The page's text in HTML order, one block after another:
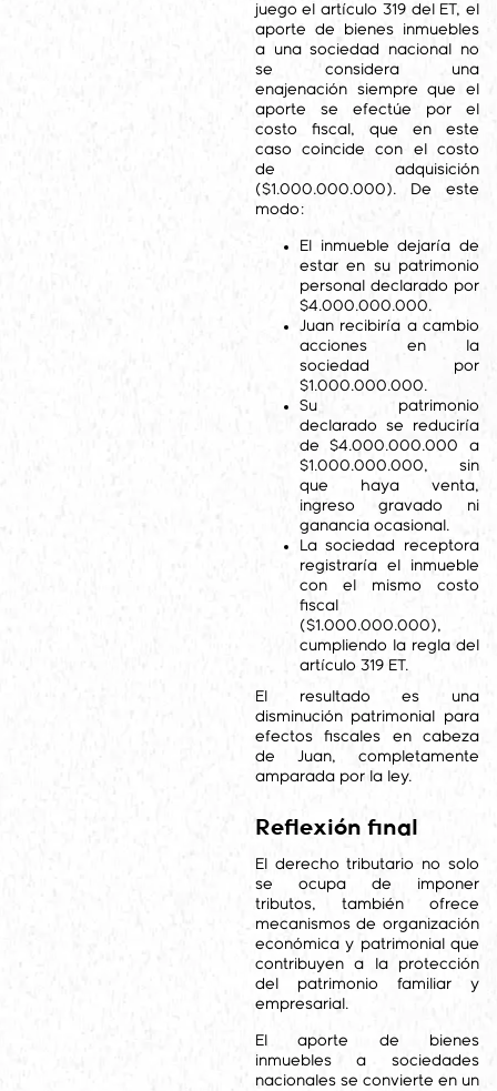
juego el artículo 319 del ET, el
aporte de bienes inmuebles
a una sociedad nacional no
se considera una
enajenación siempre que el
aporte se efectúe por el
costo fiscal, que en este
caso coincide con el costo
de adquisición
($1.000.000.000). De este
modo:
El inmueble dejaría de
estar en su patrimonio
personal declarado por
$4.000.000.000.
Juan recibiría a cambio
acciones en la
sociedad por
$1.000.000.000.
Su patrimonio
declarado se reduciría
de $4.000.000.000 a
$1.000.000.000, sin
que haya venta,
ingreso gravado ni
ganancia ocasional.
La sociedad receptora
registraría el inmueble
con el mismo costo
fiscal
($1.000.000.000),
cumpliendo la regla del
artículo 319 ET.
El resultado es una
disminución patrimonial para
efectos fiscales en cabeza
de Juan, completamente
amparada por la ley.
Reflexión final
El derecho tributario no solo
se ocupa de imponer
tributos, también ofrece
mecanismos de organización
económica y patrimonial que
contribuyen a la protección
del patrimonio familiar y
empresarial.
El aporte de bienes
inmuebles a sociedades
nacionales se convierte en un